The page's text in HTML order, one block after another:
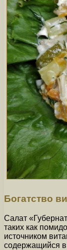
Богатство
Салат
таких как
источником
содержащийся в